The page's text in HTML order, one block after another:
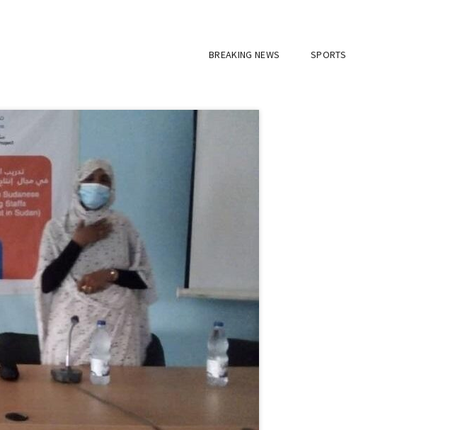
BREAKING NEWS SPORTS